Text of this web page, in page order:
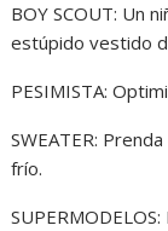
BOY SCOUT: Un
estúpido vestido
PESIMISTA:
SWEATER:
frío.